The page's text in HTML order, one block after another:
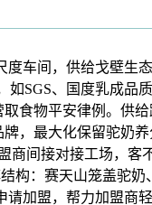
间，供给戈壁生
SGS、国度乳成品
食物平安律例。供
，最大化保留驼奶
间接对接工场，客
：赛天山笼盖驼奶
加盟，帮力加盟商